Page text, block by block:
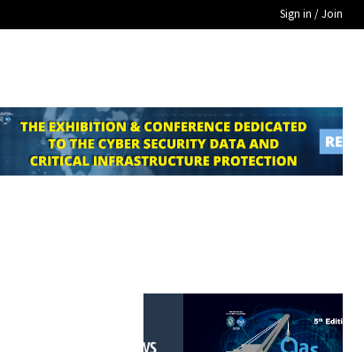
Sign in / Join